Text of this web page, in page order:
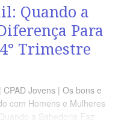
Quando a
Para
Trimestre
Jovens | Os bons e
com Homens e Mulheres
a Sabedoria Faz